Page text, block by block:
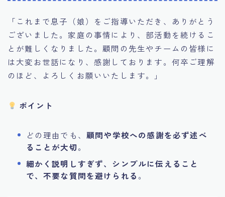
「これまで息子（娘）をご指導いただき、ありがとう
ございました。家庭の事情により、部活動を続けるこ
とが難しくなりました。顧問の先生やチームの皆様に
は大変お世話になり、感謝しております。何卒ご理解
のほど、よろしくお願いいたします。」
ポイント
どの理由でも、 顧問や学校への感謝を必ず述べ
ることが大切。
細かく説明しすぎず、シンプルに伝えること
で、不要な質問を避けられる 。